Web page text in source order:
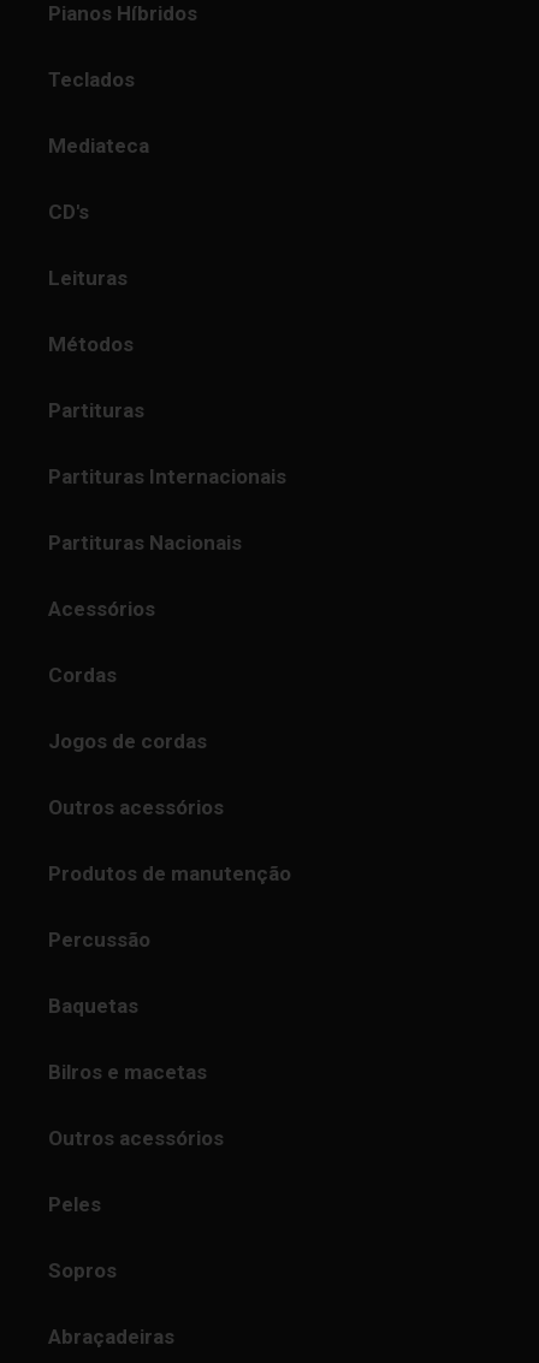
Pianos Híbridos
Teclados
Mediateca
CD's
Leituras
Métodos
Partituras
Partituras Internacionais
Partituras Nacionais
Acessórios
Cordas
Jogos de cordas
Outros acessórios
Produtos de manutenção
Percussão
Baquetas
Bilros e macetas
Outros acessórios
Peles
Sopros
Abraçadeiras